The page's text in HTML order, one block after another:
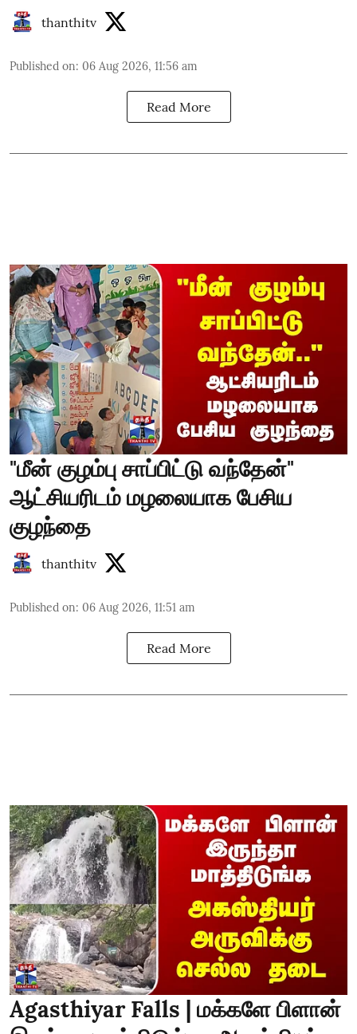
thanthitv
Published on: 06 Aug 2026, 11:56 am
Read More
"மீன் குழம்பு சாப்பிட்டு வந்தேன்"
ஆட்சியரிடம் மழலையாக பேசிய
குழந்தை
thanthitv
Published on: 06 Aug 2026, 11:51 am
Read More
Agasthiyar Falls | மக்களே பிளான்